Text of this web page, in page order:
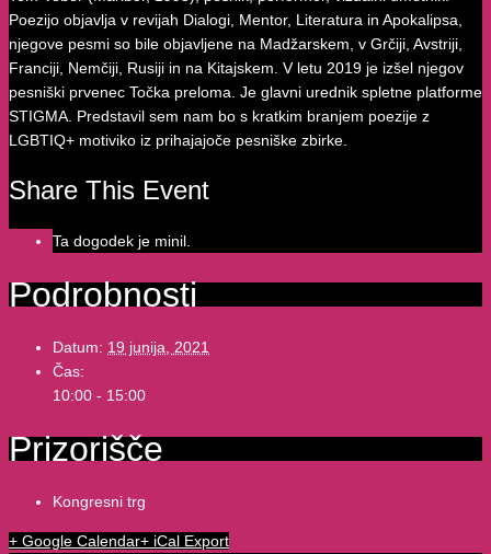
Poezijo objavlja v revijah Dialogi, Mentor, Literatura in Apokalipsa,
njegove pesmi so bile objavljene na Madžarskem, v Grčiji, Avstriji,
Franciji, Nemčiji, Rusiji in na Kitajskem. V letu 2019 je izšel njegov
pesniški prvenec Točka preloma. Je glavni urednik spletne platforme
STIGMA. Predstavil sem nam bo s kratkim branjem poezije z
LGBTIQ+ motiviko iz prihajajoče pesniške zbirke.
Share This Event
Ta dogodek je minil.
Podrobnosti
Datum: 19 junija, 2021
Čas:
10:00 - 15:00
Prizorišče
Kongresni trg
+ Google Calendar+ iCal Export